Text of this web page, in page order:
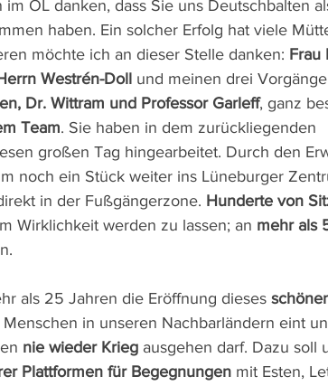
im OL danken, dass Sie uns Deutschbalten
haben. Ein solcher Erfolg hat viele
möchte ich an dieser Stelle danken: Frau
Westrén-Doll und meinen drei
Dr. Wittram und Professor Garleff, ganz
Team. Sie haben in dem zurückliegenden
großen Tag hingearbeitet. Durch den
noch ein Stück weiter ins Lüneburger
in der Fußgängerzone. Hunderte von
Wirklichkeit werden zu lassen; an mehr als
als 25 Jahren die Eröffnung dieses
in unseren Nachbarländern eint
nie wieder Krieg ausgehen darf. Dazu soll
Plattformen für Begegnungen mit Esten,